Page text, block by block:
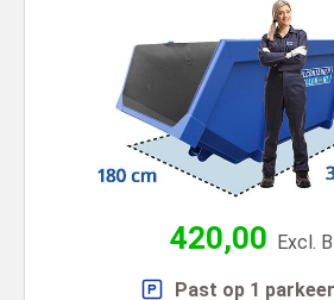
420,00 Excl.
Past op 1